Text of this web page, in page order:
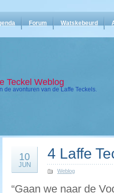
Forum Watskebeurd
Teckel Weblog
de avonturen van de Laffe Teckels.
10
JUN
4 Laffe
Weblog
“Gaan we naar de